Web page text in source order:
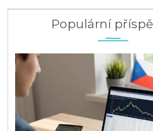
Populární